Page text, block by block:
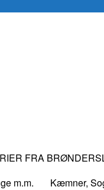
FRA
m.m. Kæmner,